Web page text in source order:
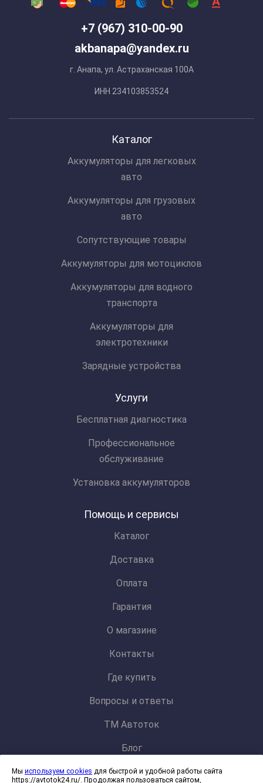
+7 (967) 310-00-90
akbanapa@yandex.ru
г. Анапа, ул. Астраханская 100А
ИНН 234103853524
Каталог
Аккумуляторы для легковых
авто
Аккумуляторы для грузовых
авто
Сопутствующие товары
Аккумуляторы для мотоциклов
Аккумуляторы для водного
транспорта
Аккумуляторы для
электротехники
Зарядные устройства
Услуги
Бесплатная диагностика
Профессиональное
обслуживание
Установка аккумуляторов
Помощь и сервисы
Каталог
Доставка
Оплата
Гарантия
О магазине
Контакты
Где купить
Вопросы и ответы
ТМ Автоток
Блог
Политика конфиденциальности и обработки персональных данных
Мы используем cookies для быстрой и удобной работы сайта
https://avtotok24.ru/. Продолжая пользоваться сайтом,